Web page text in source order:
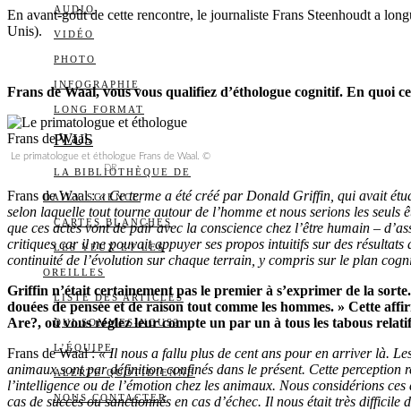
AUDIO
VIDÉO
PHOTO
INFOGRAPHIE
LONG FORMAT
PLUS
LA BIBLIOTHÈQUE DE
DAILY SCIENCE
CARTES BLANCHES
LES YEUX ET LES
OREILLES
LISTE DES ARTICLES
QUI SOMMES-NOUS?
L’ÉQUIPE
ALERTE QUOTIDIENNE
NOUS CONTACTER
En avant-goût de cette rencontre, le journaliste Frans Steenhoudt a
Unis).
Frans de Waal, vous vous qualifiez d’éthologue cognitif. En quoi
Le primatologue et éthologue Frans de Waal. ©
DR
Frans de Waal :« Ce terme a été créé par Donald Griffin, qui avait
selon laquelle tout tourne autour de l’homme et nous serions les
que ces actes vont de pair avec la conscience chez l’être humain –
critiques car il ne pouvait appuyer ses propos intuitifs sur des
continuité de l’évolution sur chaque terrain, y compris sur le plan
Griffin n’était certainement pas le premier à s’exprimer de la
douées de pensée et de raison tout comme les hommes. » Cette
Are?, où vous réglez leur compte un par un à tous les tabous
Frans de Waal :« Il nous a fallu plus de cent ans pour en arriver là.
animaux sont par définition confinés dans le présent. Cette
l’intelligence ou de l’émotion chez les animaux. Nous considérions
cas de succès ou sanctionnés en cas d’échec. Il nous était très